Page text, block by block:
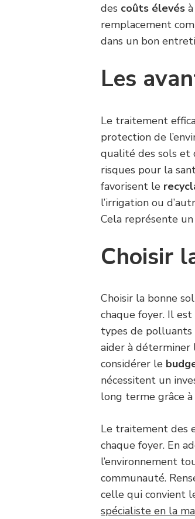
des coûts élevés
remplacement
dans un bon
Les
Le traitement
protection de
qualité des sols et
risques pour la
favorisent le
l’irrigation ou
Cela représente
Choisir
Choisir la bonne
chaque foyer. Il
types de polluants
aider à
considérer le
nécessitent un
long terme grâce
Le traitement des
chaque foyer. En
l’environnement
communauté.
celle qui convient
spécialiste en la